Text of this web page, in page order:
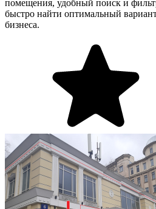
помещения, удобный поиск и
быстро найти оптимальный
бизнеса.